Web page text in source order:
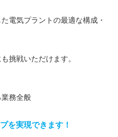
電気プラントの最適な構成・
挑戦いただけます。
業務全般
を実現できます！